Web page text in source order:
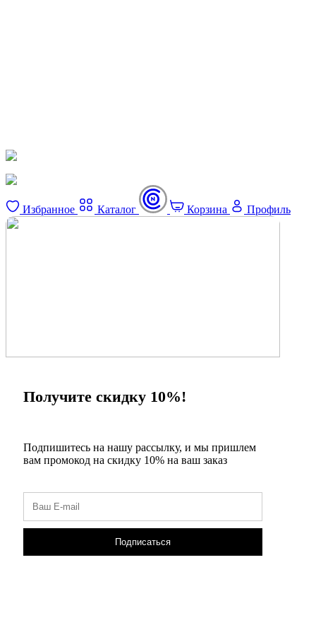
Избранное Каталог Корзина Профиль
Получите скидку 10%!
Подпишитесь на нашу рассылку, и мы пришлем
вам промокод на скидку 10% на ваш заказ